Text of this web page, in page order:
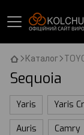
Каталог
Sequoia
Yaris Yaris
Auris Camry